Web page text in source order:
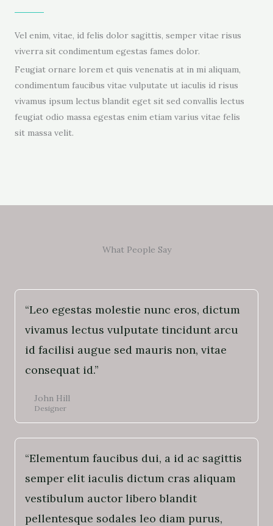
Vel enim, vitae, id felis dolor sagittis, semper vitae risus
viverra sit condimentum egestas fames dolor.
Feugiat ornare lorem et quis venenatis at in mi aliquam,
condimentum faucibus vitae vulputate ut iaculis id risus
vivamus ipsum lectus blandit eget sit sed convallis lectus
feugiat odio massa egestas enim etiam varius vitae felis
sit massa velit.
e
o
o
k
e
r
b
e
g
r
a
What People Say
“Leo egestas molestie nunc eros, dictum
vivamus lectus vulputate tincidunt arcu
id facilisi augue sed mauris non, vitae
consequat id.”
John Hill
Designer
“Elementum faucibus dui, a id ac sagittis
semper elit iaculis dictum cras aliquam
vestibulum auctor libero blandit
pellentesque sodales leo diam purus,